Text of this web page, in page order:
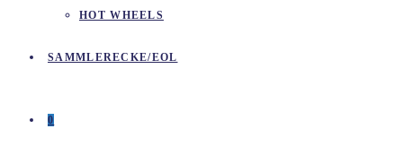
HOT WHEELS
SAMMLERECKE/EOL
0